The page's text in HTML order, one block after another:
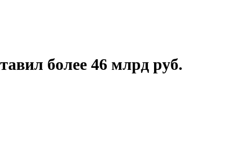
более 46 млрд руб.